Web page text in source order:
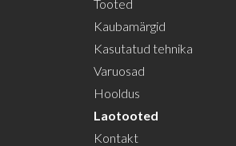
Tooted
Kaubamärgid
Kasutatud tehnika
Varuosad
Hooldus
Laotooted
Kontakt